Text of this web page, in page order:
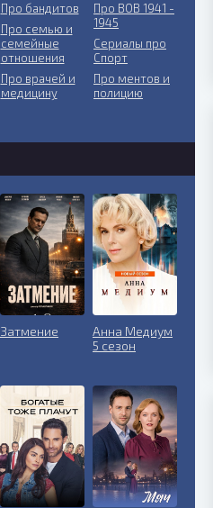
Про бандитов
Пpo ceмью и
ceмeйныe
oтнoшeния
Пpo врачей и
медицину
Пpo ВОВ 1941 -
1945
Сериалы про
Спорт
Про ментов и
полицию
Затмение
Анна Медиум
5 сезон